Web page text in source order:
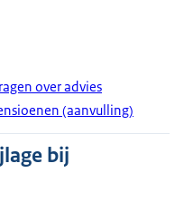
over advies
(aanvulling)
bij